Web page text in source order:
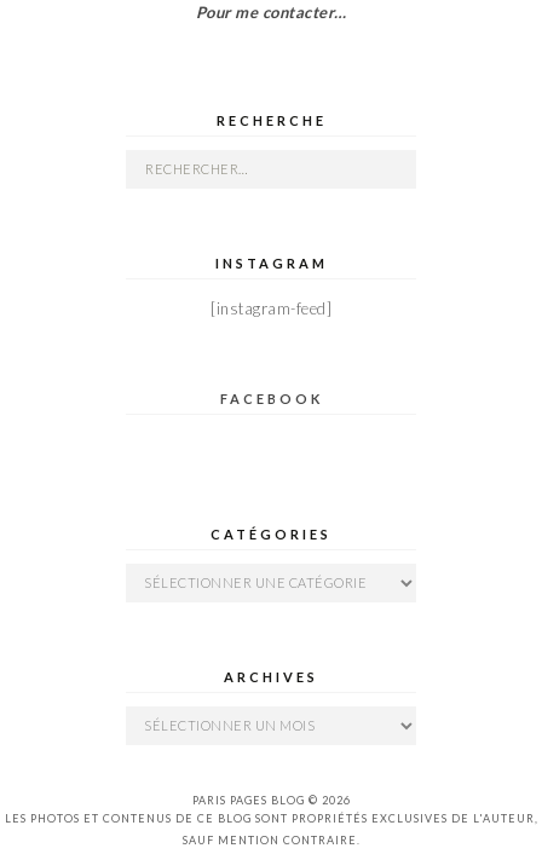
Pour me contacter…
RECHERCHE
Rechercher :
INSTAGRAM
[instagram-feed]
FACEBOOK
CATÉGORIES
Catégories
ARCHIVES
Archives
PARIS PAGES BLOG © 2026
LES PHOTOS ET CONTENUS DE CE BLOG SONT PROPRIÉTÉS EXCLUSIVES DE L'AUTEUR,
SAUF MENTION CONTRAIRE.